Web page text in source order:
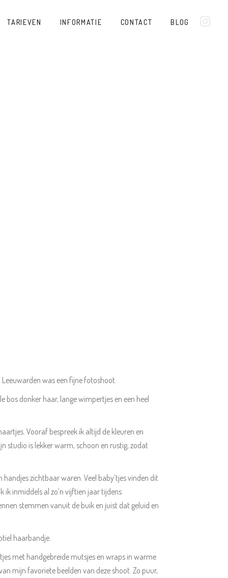
TARIEVEN INFORMATIE CONTACT BLOG
was een fijne fotoshoot.
donker haar, lange wimpertjes en een heel
Vooraf bespreek ik altijd de kleuren en
studio is lekker warm, schoon en rustig, zodat
zichtbaar waren. Veel baby’tjes vinden dit
ik inmiddels al zo’n vijftien jaar tijdens
stemmen vanuit de buik en juist dat geluid en
haarbandje.
met handgebreide mutsjes en wraps in warme
mijn favoriete beelden van deze shoot. Zo puur,